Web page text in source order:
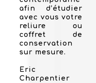
afin d’étudier
avec vous votre
reliure ou
coffret de
conservation
sur mesure.
Eric
Charpentier